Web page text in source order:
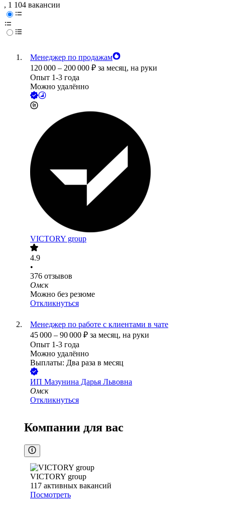
, 1 104 вакансии
Менеджер по продажам
120 000 – 200 000 ₽ за месяц, на руки
Опыт 1-3 года
Можно удалённо
VICTORY group
4.9
•
376 отзывов
Омск
Можно без резюме
Откликнуться
Менеджер по работе с клиентами в чате
45 000 – 90 000 ₽ за месяц, на руки
Опыт 1-3 года
Можно удалённо
Выплаты: Два раза в месяц
ИП Мазунина Дарья Львовна
Омск
Откликнуться
Компании для вас
VICTORY group
117 активных вакансий
Посмотреть